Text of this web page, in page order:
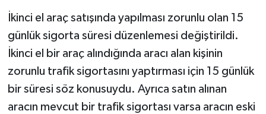
İkinci el araç satışında yapılması zorunlu olan 15
günlük sigorta süresi düzenlemesi değiştirildi.
İkinci el bir araç alındığında aracı alan kişinin
zorunlu trafik sigortasını yaptırması için 15 günlük
bir süresi söz konusuydu. Ayrıca satın alınan
aracın mevcut bir trafik sigortası varsa aracın eski